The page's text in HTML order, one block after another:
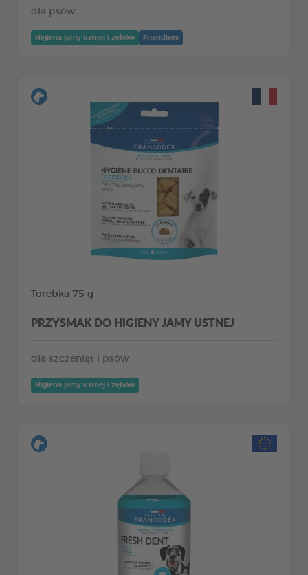
dla psów
Higiena jamy ustnej i zębów Friandises
Torebka 75 g
PRZYSMAK DO HIGIENY JAMY USTNEJ
dla szczeniąt i psów
Higiena jamy ustnej i zębów